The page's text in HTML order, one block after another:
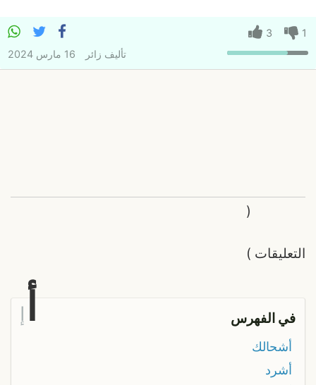
1
3
تأليف زائر 16 مارس 2024
التعليقات
(
)
في الفهرس إ
أشحالك
أشرد